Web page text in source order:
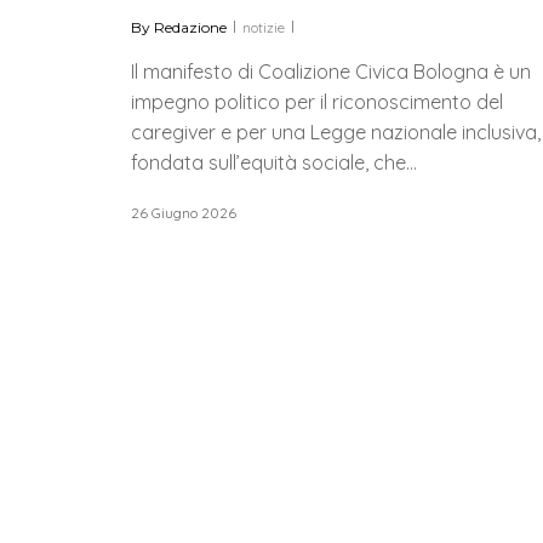
By Redazione notizie
Il manifesto di Coalizione Civica Bologna è un
impegno politico per il riconoscimento del
caregiver e per una Legge nazionale inclusiva,
fondata sull’equità sociale, che…
26 Giugno 2026